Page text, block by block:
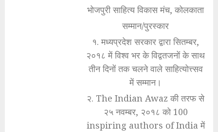
भोजपुरी साहित्य विकास मंच, कोलकाता
सम्मान/पुरस्कार
१. मध्यप्रदेश सरकार द्वारा सितम्बर,
२०१८ में विश्व भर के विद्वतजनों के साथ
तीन दिनों तक चलने वाले साहित्योत्त्सव
में सम्मान।
२. The Indian Awaz की तरफ से
२५ नवम्बर, २०१८ को 100
inspiring authors of India में